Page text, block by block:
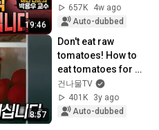
19:46
empty stomach!
Lose viscera...
657K
4w ago
Auto-dubbed
8:57
Don't eat raw
tomatoes! How to
eat tomatoes for
100% increased
efficacy, eliminating
cancer cells...
건나물TV
401K
3y ago
Auto-dubbed